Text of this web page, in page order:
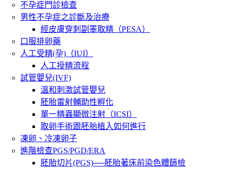
不孕症門診檢查
男性不孕症之診斷及治療
經皮膚穿刺副睪取精（PESA）
口服排卵藥
人工受精(孕)（IUI）
人工授精流程
試管嬰兒(IVF)
溫和刺激試管嬰兒
胚胎雷射輔助性孵化
單一精蟲顯微注射（ICSI）
取卵手術跟胚胎植入如何進行
凍卵、冷凍卵子
進階檢查PGS/PGD/ERA
胚胎切片(PGS)──胚胎著床前染色體篩檢